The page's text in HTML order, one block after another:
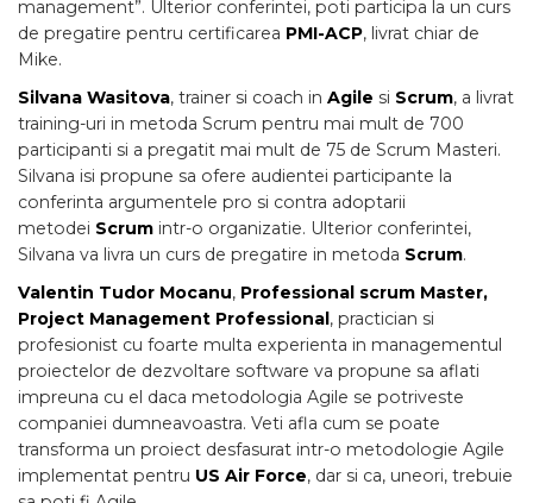
management”. Ulterior conferintei, poti participa la un curs
de pregatire pentru certificarea PMI-ACP, livrat chiar de
Mike.
Silvana Wasitova, trainer si coach in Agile si Scrum, a livrat
training-uri in metoda Scrum pentru mai mult de 700
participanti si a pregatit mai mult de 75 de Scrum Masteri.
Silvana isi propune sa ofere audientei participante la
conferinta argumentele pro si contra adoptarii
metodei Scrum intr-o organizatie. Ulterior conferintei,
Silvana va livra un curs de pregatire in metoda Scrum.
Valentin Tudor Mocanu, Professional scrum Master,
Project Management Professional, practician si
profesionist cu foarte multa experienta in managementul
proiectelor de dezvoltare software va propune sa aflati
impreuna cu el daca metodologia Agile se potriveste
companiei dumneavoastra. Veti afla cum se poate
transforma un proiect desfasurat intr-o metodologie Agile
implementat pentru US Air Force, dar si ca, uneori, trebuie